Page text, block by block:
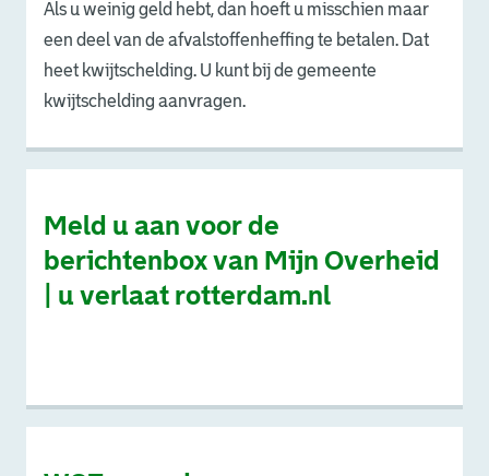
Als u weinig geld hebt, dan hoeft u misschien maar
een deel van de afvalstoffenheffing te betalen. Dat
heet kwijtschelding. U kunt bij de gemeente
kwijtschelding aanvragen.
Meld u aan voor de
berichtenbox van Mijn Overheid
| u verlaat rotterdam.nl